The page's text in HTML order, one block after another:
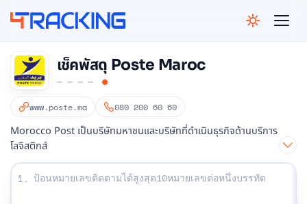
เช็คพัสดุ Poste Maroc
www.poste.ma 080 200 60 60
Morocco Post เป็นบริษัทมหาชนและบริษัทที่ดำเนินธุรกิจด้านบริการ
โลจิสติกส์
ป้อนหมายเลขติดตามของคุณ:
1.